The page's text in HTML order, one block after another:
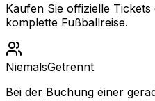
Kaufen Sie offizielle
komplette Fußballreise.
NiemalsGetrennt
Bei der Buchung einer